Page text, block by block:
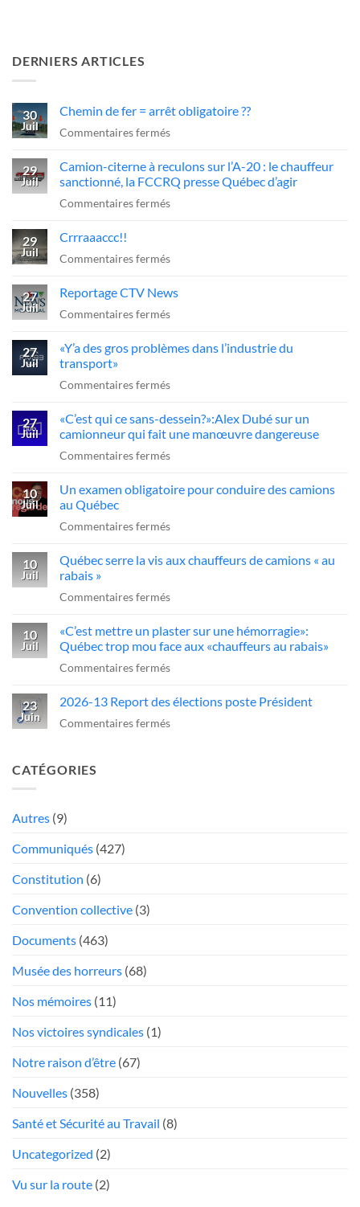
DERNIERS ARTICLES
30
Juil
Chemin de fer = arrêt obligatoire ??
Commentaires ferméssur
de
fer
=
??
29
Juil
Camion-citerne à reculons sur l’A-20 : le chauffeur
sanctionné, la FCCRQ presse Québec d’agir
Commentaires ferméssur
à
sur
l’A-
:
chauffeur
la
FCCRQ
presse
d’agir
29
Juil
Crrraaaccc!!
Commentaires ferméssur
27
Juil
Reportage CTV News
Commentaires ferméssur
CTV
27
Juil
«Y’a des gros problèmes dans l’industrie du
transport»
Commentaires ferméssur
des
gros
problèmes
l’industrie
transport»
27
Juil
«C’est qui ce sans-dessein?»:Alex Dubé sur un
camionneur qui fait une manœuvre dangereuse
Commentaires ferméssur
qui
sans-
Dubé
un
qui
manœuvre
dangereuse
10
Juil
Un examen obligatoire pour conduire des camions
au Québec
Commentaires ferméssur
examen
pour
des
camions
au
10
Juil
Québec serre la vis aux chauffeurs de camions « au
rabais »
Commentaires ferméssur
serre
la
vis
chauffeurs
de
10
Juil
«C’est mettre un plaster sur une hémorragie»:
Québec trop mou face aux «chauffeurs au rabais»
Commentaires ferméssur
mettre
un
23
Juin
2026-13 Report des élections poste Président
Commentaires ferméssur
CATÉGORIES
Autres (9)
Communiqués (427)
Constitution (6)
Convention collective (3)
Documents (463)
Musée des horreurs (68)
Nos mémoires (11)
Nos victoires syndicales (1)
Notre raison d’être (67)
Nouvelles (358)
Santé et Sécurité au Travail (8)
Uncategorized (2)
Vu sur la route (2)